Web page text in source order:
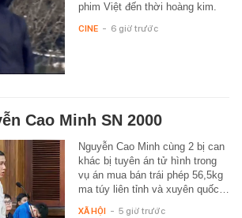
phim Việt đến thời hoàng kim.
CINE - 6 giờ trước
Cao Minh SN 2000
Nguyễn Cao Minh cùng 2 bị can
khác bị tuyên án tử hình trong
vụ án mua bán trái phép 56,5kg
ma túy liên tỉnh và xuyên quốc…
XÃ HỘI - 5 giờ trước